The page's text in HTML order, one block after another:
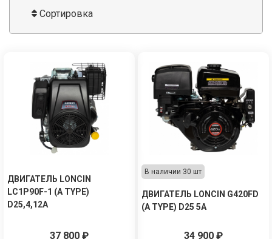
Сортировка
ДВИГАТЕЛЬ LONCIN
LC1P90F-1 (A TYPE)
D25,4,12А
37 800₽
В наличии 30 шт
ДВИГАТЕЛЬ LONCIN G420FD
(A TYPE) D25 5A
34 900₽